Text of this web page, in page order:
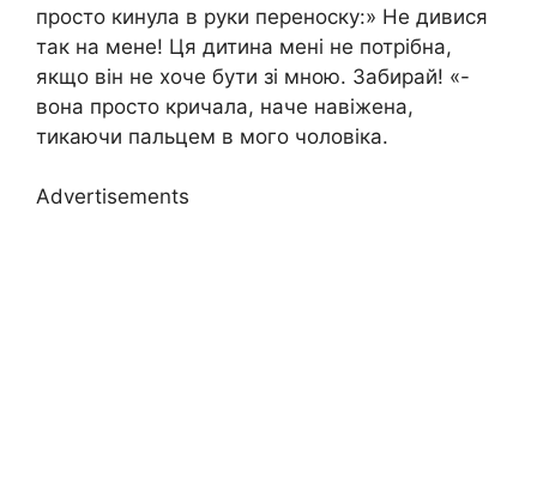
просто кинула в руки переноску:» Не дивися
так на мене! Ця дитина мені не потрібна,
якщо він не хоче бути зі мною. Забирай! «-
вона просто кричала, наче навіжена,
тикаючи пальцем в мого чоловіка.
Advertisements